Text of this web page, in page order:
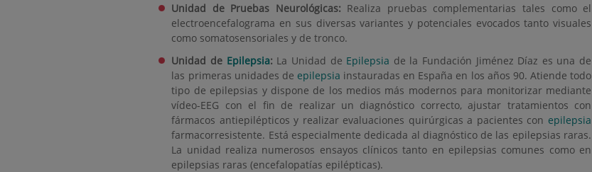
Unidad de Pruebas Neurológicas: Realiza pruebas complementarias tales como el
electroencefalograma en sus diversas variantes y potenciales evocados tanto visuales
como somatosensoriales y de tronco.
Unidad de Epilepsia: La Unidad de Epilepsia de la Fundación Jiménez Díaz es una de
las primeras unidades de epilepsia instauradas en España en los años 90. Atiende todo
tipo de epilepsias y dispone de los medios más modernos para monitorizar mediante
vídeo-EEG con el fin de realizar un diagnóstico correcto, ajustar tratamientos con
fármacos antiepilépticos y realizar evaluaciones quirúrgicas a pacientes con epilepsia
farmacorresistente. Está especialmente dedicada al diagnóstico de las epilepsias raras.
La unidad realiza numerosos ensayos clínicos tanto en epilepsias comunes como en
epilepsias raras (encefalopatías epilépticas).